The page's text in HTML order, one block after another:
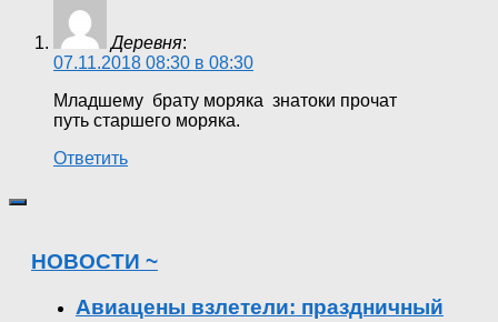
Деревня:
07.11.2018 08:30 в 08:30
Младшему брату моряка знатоки прочат
путь старшего моряка.
Ответить
НОВОСТИ ~
Авиацены взлетели: праздничный